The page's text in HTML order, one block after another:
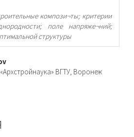
компози¬ты; критерии
поле напряже¬ний;
структуры
ВГТУ, Воронеж